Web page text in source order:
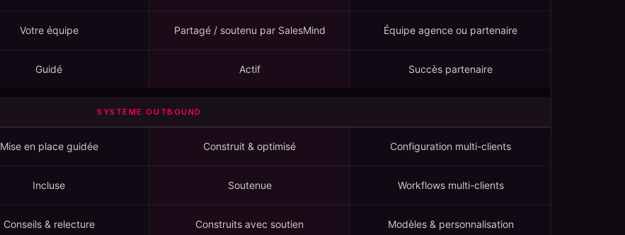
Votre équipe Partagé / soutenu par SalesMind Équipe agence ou partenaire
Guidé Actif Succès partenaire
SYSTÈME OUTBOUND
Mise en place guidée Construit & optimisé Configuration multi-clients
Incluse Soutenue Workflows multi-clients
Conseils & relecture Construits avec soutien Modèles & personnalisation